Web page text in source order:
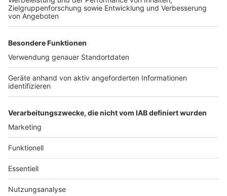
Anzeige
Leverkusen: Einzelhändler zufrieden mit 2.
Adventswochenende
Fähre fällt erneut aus - Leverkusens OB schaltet sich
ein
Weihnachtsaktion der Leverkusener Kleiderkammer
Anzeige